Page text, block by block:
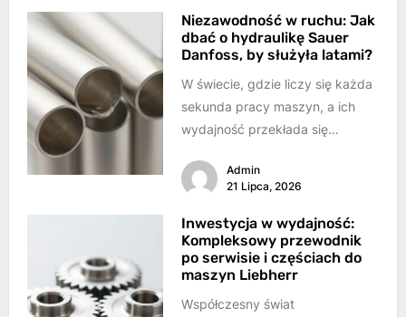
Niezawodność w ruchu: Jak
dbać o hydraulikę Sauer
Danfoss, by służyła latami?
W świecie, gdzie liczy się każda
sekunda pracy maszyn, a ich
wydajność przekłada się
sprawność systemów
hydraulicznych...
Admin
21 Lipca, 2026
Inwestycja w wydajność:
Kompleksowy przewodnik
po serwisie i częściach do
maszyn Liebherr
Współczesny świat